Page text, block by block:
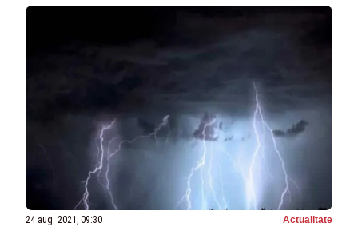
24 aug. 2021, 09:30 Actualitate